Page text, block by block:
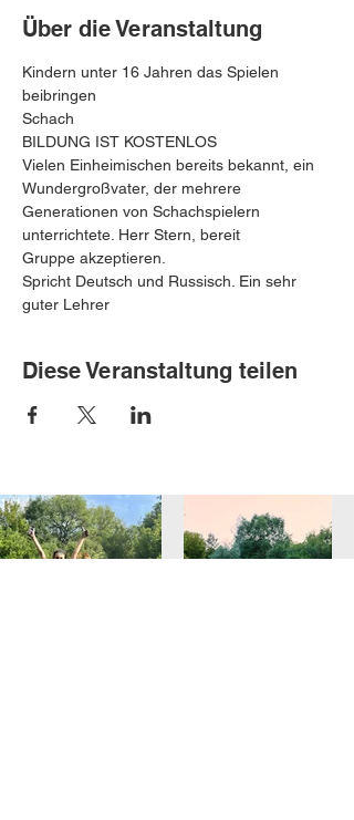
Über die Veranstaltung
Kindern unter 16 Jahren das Spielen
beibringen
Schach
BILDUNG IST KOSTENLOS
Vielen Einheimischen bereits bekannt, ein
Wundergroßvater, der mehrere
Generationen von Schachspielern
unterrichtete. Herr Stern, bereit
Gruppe akzeptieren.
Spricht Deutsch und Russisch. Ein sehr
guter Lehrer
Diese Veranstaltung teilen